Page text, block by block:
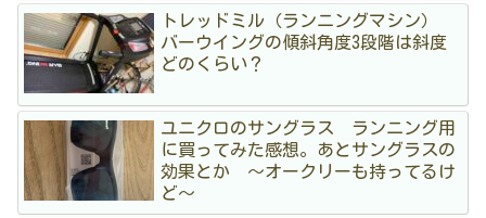
トレッドミル（ランニングマシン）
バーウイングの傾斜角度3段階は斜度
どのくらい？
ユニクロのサングラス ランニング用
に買ってみた感想。あとサングラスの
効果とか 〜オークリーも持ってるけ
ど〜